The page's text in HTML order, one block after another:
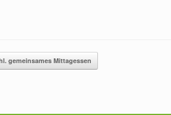
gemeinsames Mittagessen